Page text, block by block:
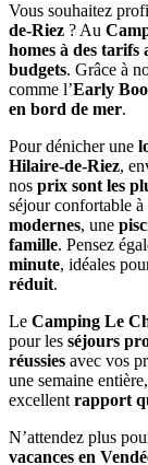
Vous souhaitez
de-Riez ? Au
homes à des tarifs
budgets. Grâce à
comme l’Early
en bord de mer.
Pour dénicher une
Hilaire-de-Riez,
nos prix sont les
séjour confortable
modernes, une
famille. Pensez
minute, idéales
réduit.
Le Camping Le
pour les séjours
réussies avec vos
une semaine
excellent rapport
N’attendez plus
vacances en